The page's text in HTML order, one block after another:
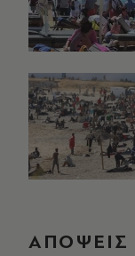
ΑΠΟΨΕΙΣ